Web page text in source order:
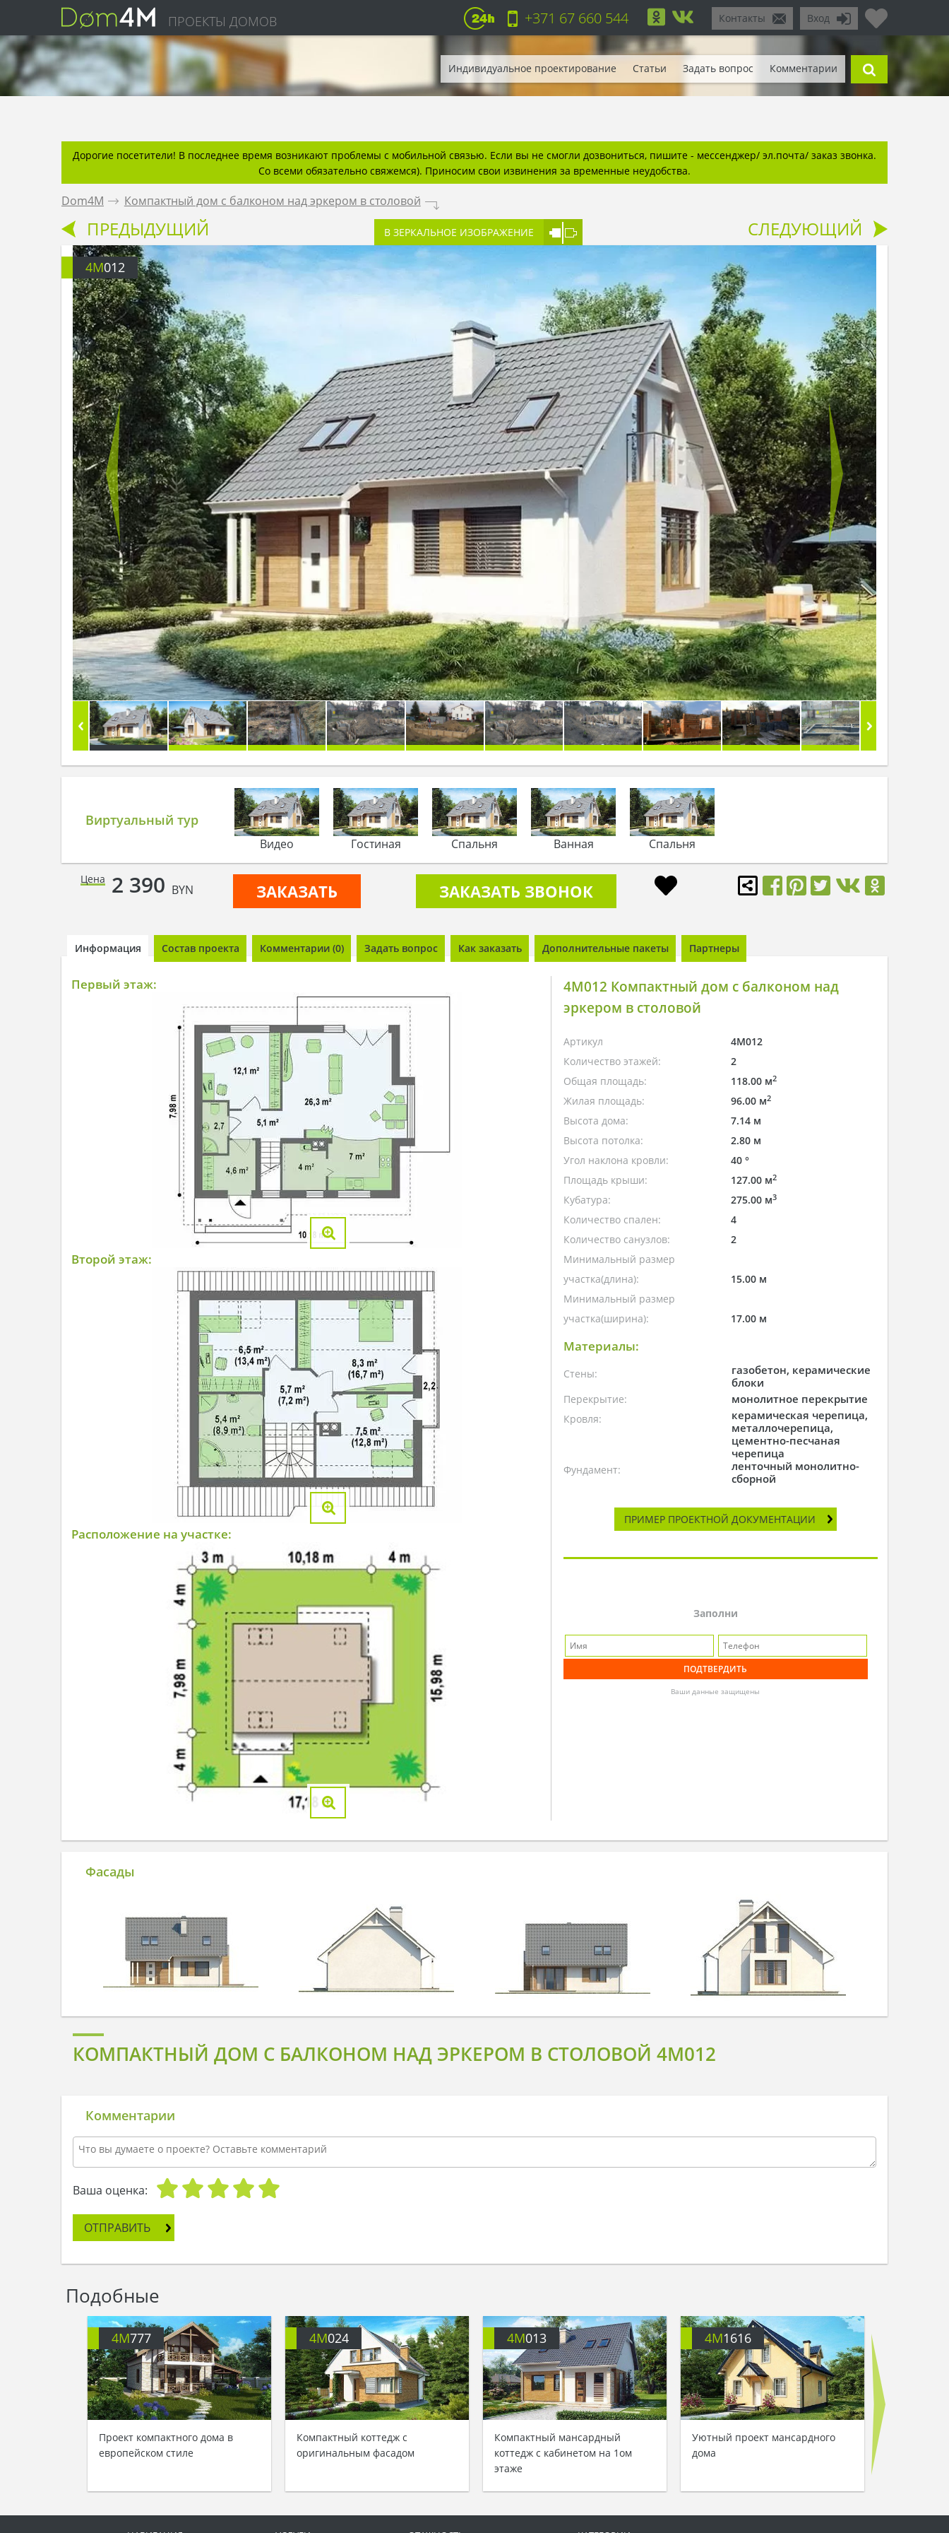
ПРОЕКТЫ ДОМОВ Вход
Контакты
+371 67 660 544
Индивидуальное проектирование Статьи Задать вопрос Комментарии
Дорогие посетители! В последнее время возникают проблемы с мобильной связью. Если вы не смогли дозвониться, пишите - мессенджер/ эл.почта/ заказ звонка.
Со всеми обязательно свяжемся). Приносим свои извинения за временные неудобства.
Dom4M . Компактный дом с балконом над эркером в столовой .
ПРЕДЫДУЩИЙ В ЗЕРКАЛЬНОЕ ИЗОБРАЖЕНИЕ СЛЕДУЮЩИЙ
4M012
Виртуальный тур
Видео Гостиная Спальня Ванная Спальня
Цена 2 390 BYN ЗАКАЗАТЬ ЗАКАЗАТЬ ЗВОНОК
Информация Состав проекта Комментарии (0) Задать вопрос Как заказать Дополнительные пакеты Партнеры
Первый этаж:
Второй этаж:
Расположение на участке:
4M012 Компактный дом с балконом над
эркером в столовой
Артикул
4M012
Количество этажей:
2
Общая площадь:
118.00 м2
Жилая площадь: 96.00 м2
Высота дома:
7.14 м
Высота потолка:
2.80 м
Угол наклона кровли:
40 °
Площадь крыши:
127.00 м2
Кубатура: 275.00 м3
Количество спален:
4
Количество санузлов:
2
Минимальный размер
участка(длина):
15.00 м
Минимальный размер
участка(ширина):
17.00 м
Материалы:
Стены:
газобетон, керамические
блоки
Перекрытие: монолитное перекрытие
Кровля:
керамическая черепица,
металлочерепица,
цементно-песчаная
черепица
Фундамент:
ленточный монолитно-
сборной
ПРИМЕР ПРОЕКТНОЙ ДОКУМЕНТАЦИИ
Заполни
Ваши данные защищены
Фасады
КОМПАКТНЫЙ ДОМ С БАЛКОНОМ НАД ЭРКЕРОМ В СТОЛОВОЙ 4M012
Комментарии
Ваша оценка:
ОТПРАВИТЬ
Подобные
4M777
Проект компактного дома в
европейском стиле
4M024
Компактный коттедж с
оригинальным фасадом
4M013
Компактный мансардный
коттедж с кабинетом на 1ом
этаже
4M1616
Уютный проект мансардного
дома